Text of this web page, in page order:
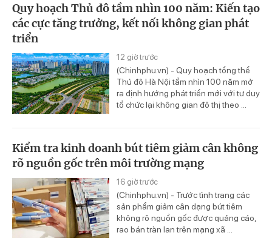
Quy hoạch Thủ đô tầm nhìn 100 năm: Kiến tạo
các cực tăng trưởng, kết nối không gian phát
triển
12 giờ trước
(Chinhphu.vn) - Quy hoạch tổng thể
Thủ đô Hà Nội tầm nhìn 100 năm mở
ra định hướng phát triển mới với tư duy
tổ chức lại không gian đô thị theo ...
Kiểm tra kinh doanh bút tiêm giảm cân không
rõ nguồn gốc trên môi trường mạng
16 giờ trước
(Chinhphu.vn) - Trước tình trạng các
sản phẩm giảm cân dạng bút tiêm
không rõ nguồn gốc được quảng cáo,
rao bán tràn lan trên mạng xã ...